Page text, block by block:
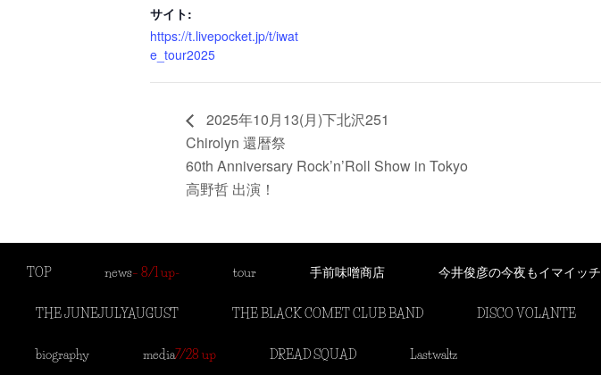
サイト:
https://t.livepocket.jp/t/iwat
e_tour2025
2025年10月13(月)下北沢251
Chirolyn 還暦祭
60th Anniversary Rock’n’Roll Show in Tokyo
高野哲 出演！
TOP news– 8/1 up- tour 手前味噌商店 今井俊彦の今夜もイマイッチ
THE JUNEJULYAUGUST THE BLACK COMET CLUB BAND DISCO VOLANTE
biography media7/28 up DREAD SQUAD Lastwaltz